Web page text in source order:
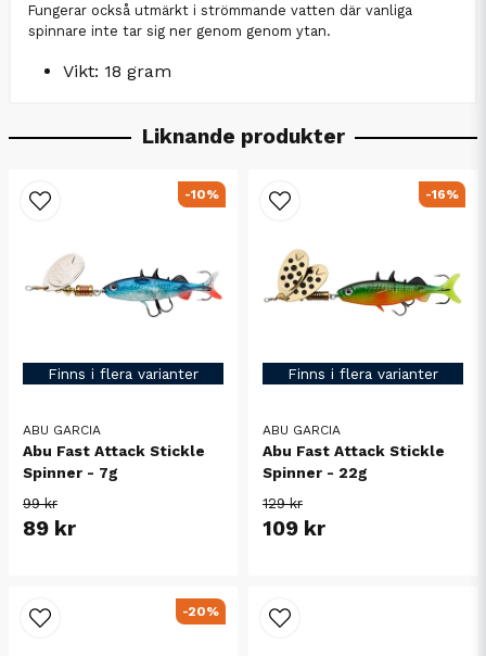
Fungerar också utmärkt i strömmande vatten där vanliga
spinnare inte tar sig ner genom genom ytan.
Vikt: 18 gram
Liknande produkter
Finns i flera varianter
ABU GARCIA
Abu Fast Attack Stickle
Spinner - 7g
99 kr
89 kr
-10%
Finns i flera varianter
ABU GARCIA
Abu Fast Attack Stickle
Spinner - 22g
129 kr
109 kr
-16%
-20%